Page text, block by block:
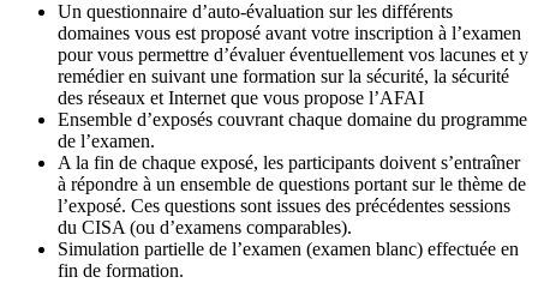
Un questionnaire d’auto-évaluation sur les différents
domaines vous est proposé avant votre inscription à l’examen
pour vous permettre d’évaluer éventuellement vos lacunes et y
remédier en suivant une formation sur la sécurité, la sécurité
des réseaux et Internet que vous propose l’AFAI
Ensemble d’exposés couvrant chaque domaine du programme
de l’examen.
A la fin de chaque exposé, les participants doivent s’entraîner
à répondre à un ensemble de questions portant sur le thème de
l’exposé. Ces questions sont issues des précédentes sessions
du CISA (ou d’examens comparables).
Simulation partielle de l’examen (examen blanc) effectuée en
fin de formation.